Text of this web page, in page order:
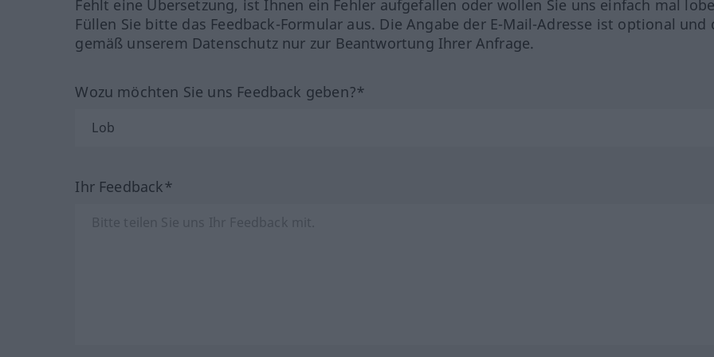
Fehlt eine Übersetzung, ist Ihnen ein Fehler aufgefallen oder wollen Sie uns einfach mal
Füllen Sie bitte das Feedback-Formular aus. Die Angabe der E-Mail-Adresse ist optional und
gemäß unserem Datenschutz nur zur Beantwortung Ihrer Anfrage.
Wozu möchten Sie uns Feedback geben?*
Ihr Feedback*